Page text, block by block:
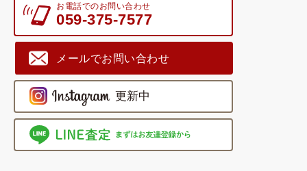
お電話でのお問い合わせ
059-375-7577
メールでお問い合わせ